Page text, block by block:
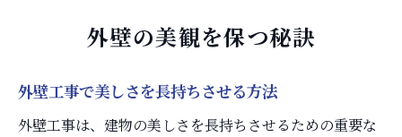
外壁の美観を保つ秘訣
外壁工事で美しさを長持ちさせる方法
外壁工事は、建物の美しさを長持ちさせるための重要な